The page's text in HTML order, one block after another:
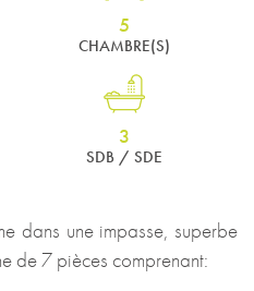
5
CHAMBRE(S)
3
SDB / SDE
dans une impasse, superbe
de 7 pièces comprenant: